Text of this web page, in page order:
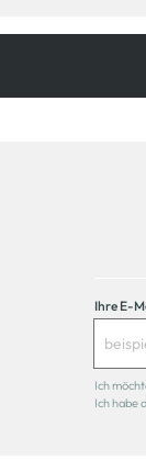
Ihre E-
Ich
Ich habe